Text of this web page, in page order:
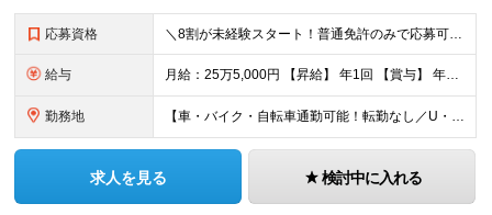
応募資格 ＼8割が未経験スタート！普通免許のみで応募可能／★先輩の大多数が異職種出身★男女共に育休取得実績あり★U・Iターン歓迎 【必須条件】 普通自動車運転免許取得後3年以上経過（AT可） ※大型二種免許を
給与 月給：25万5,000円 【昇給】 年1回 【賞与】 年2回（7月・12月） 【諸手当】 ・時間外手当 ・夜勤手当 ・中休手当 ・年末年始手当 ・通勤手当 ・高速バスキロ手当 ・深夜バス運行手当
勤務地 【車・バイク・自転車通勤可能！転勤なし／U・Iターン歓迎】 ▼京成バス東京営業所一覧 ◇葛飾営業所 東京都葛飾区奥戸2-6-10 └京成線「京成立石駅」より徒歩11分 ◇江戸川営業所 東京都江戸川
求人を見る 検討中に入れる